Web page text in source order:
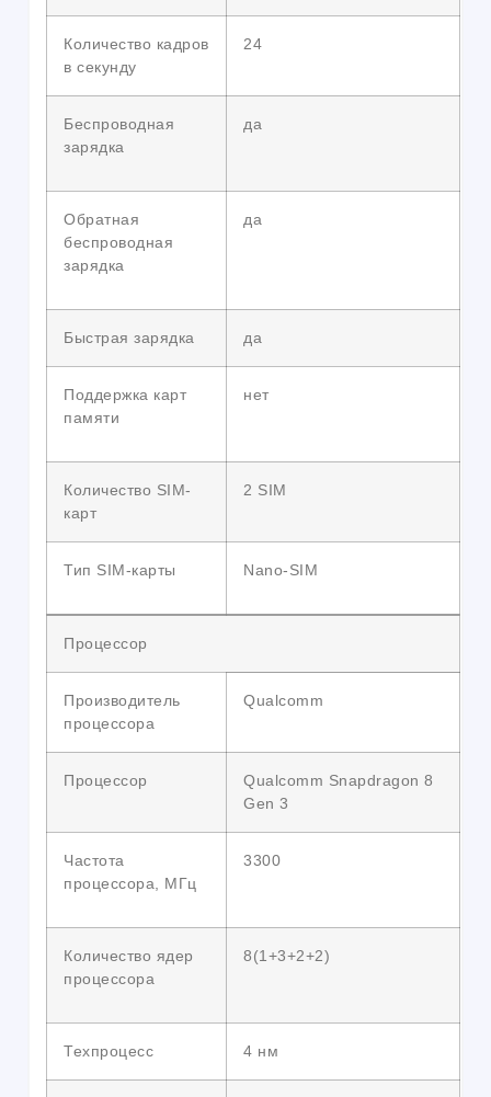
Количество кадров
в секунду
24
Беспроводная
зарядка
да
Обратная
беспроводная
зарядка
да
Быстрая зарядка да
Поддержка карт
памяти
нет
Количество SIM-
карт
2 SIM
Тип SIM-карты Nano-SIM
Процессор
Производитель
процессора
Qualcomm
Процессор
Qualcomm Snapdragon 8
Gen 3
Частота
процессора, МГц
3300
Количество ядер
процессора
8(1+3+2+2)
Техпроцесс 4 нм